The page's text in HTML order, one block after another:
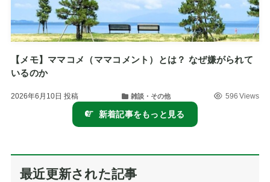
【メモ】ママコメ（ママコメント）とは？ なぜ嫌がられて
いるのか
2026年6月10日 投稿 雑談・その他 596 Views
新着記事をもっと見る
最近更新された記事